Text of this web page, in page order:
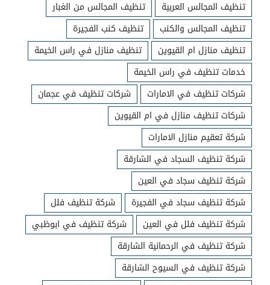
تنظيف المجالس العربية
تنظيف المجالس من الغبار
تنظيف المجالس والكنب
تنظيف كنب الفجيرة
تنظيف منازل ام القيوين
تنظيف منازل في راس الخيمة
خدمات تنظيف في راس الخيمة
شركات تنظيف في الامارات
شركات تنظيف في عجمان
شركات تنظيف منازل في ام القيوين
شركة تعقيم منازل الامارات
شركة تنظيف السجاد في الشارقة
شركة تنظيف سجاد في العين
شركة تنظيف سجاد في الفجيرة
شركة تنظيف فلل
شركة تنظيف فلل في العين
شركة تنظيف في ابوظبي
شركة تنظيف في الرحمانية الشارقة
شركة تنظيف في السيوح الشارقة